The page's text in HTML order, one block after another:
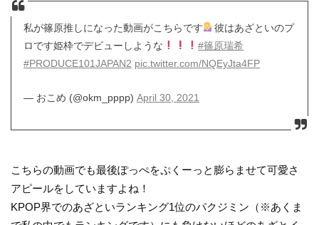
私が篠原推しになった動画がこちらです
彼はあざといのプ
ロです姫枠でデビューしような
#篠原瑞希
#PRODUCE101JAPAN2 pic.twitter.com/NQEyJta4FP
— おこめ (@okm_pppp) April 30, 2021
こちらの動画でも最後ぽっぺをぷくーっと膨らませて可愛さ
アピールをしていますよね！
KPOP界でのあざといランキング1位のパクジミン（※あくま